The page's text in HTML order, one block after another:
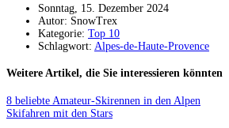
Sonntag, 15. Dezember 2024
Autor: SnowTrex
Kategorie: Top 10
Schlagwort: Alpes-de-Haute-Provence
Weitere Artikel, die Sie interessieren könnten
8 beliebte Amateur-Skirennen in den Alpen
Skifahren mit den Stars